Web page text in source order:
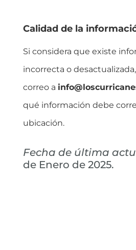
Calidad de la
Si considera que existe
incorrecta o
correo a
qué información debe
ubicación.
Fecha de última
de Enero de 2025.